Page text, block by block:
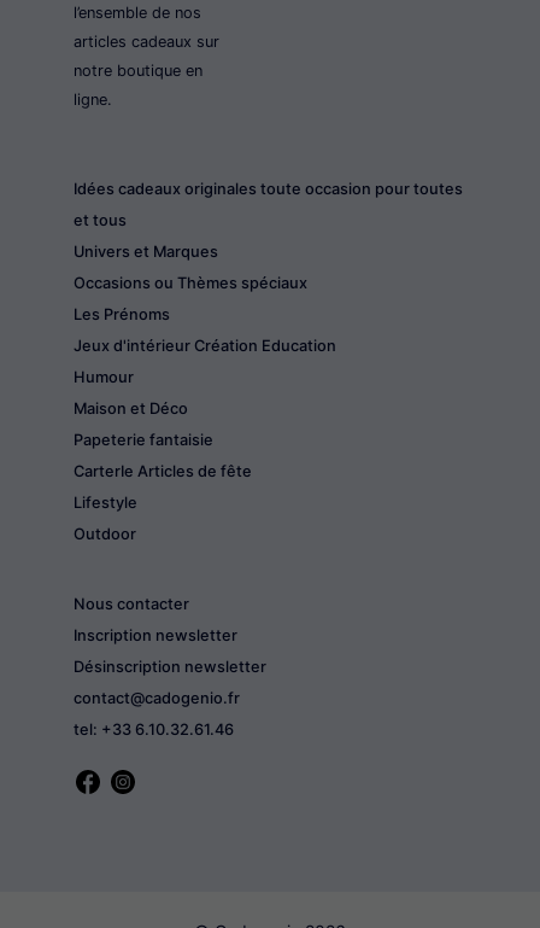
l’ensemble de nos
articles cadeaux sur
notre boutique en
ligne.
Idées cadeaux originales toute occasion pour toutes
et tous
Univers et Marques
Occasions ou Thèmes spéciaux
Les Prénoms
Jeux d'intérieur Création Education
Humour
Maison et Déco
Papeterie fantaisie
CarterIe Articles de fête
Lifestyle
Outdoor
Nous contacter
Inscription newsletter
Désinscription newsletter
contact@cadogenio.fr
tel: +33 6.10.32.61.46